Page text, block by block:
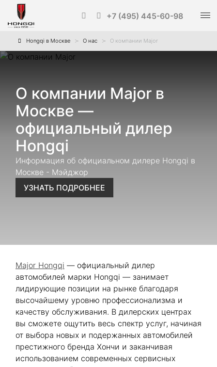
+7 (495) 445-60-98
Hongqi в Москве О нас О компании Major
О компании Major в
Москве —
официальный дилер
Hongqi
Информация об официальном дилере Hongqi в
Москве - Мэйджор
УЗНАТЬ ПОДРОБНЕЕ
Major Hongqi — официальный дилер
автомобилей марки Hongqi — занимает
лидирующие позиции на рынке благодаря
высочайшему уровню профессионализма и
качеству обслуживания. В дилерских центрах
вы сможете ощутить весь спектр услуг, начиная
от выбора новых и подержанных автомобилей
престижного бренда Хончи и заканчивая
использованием современных сервисных